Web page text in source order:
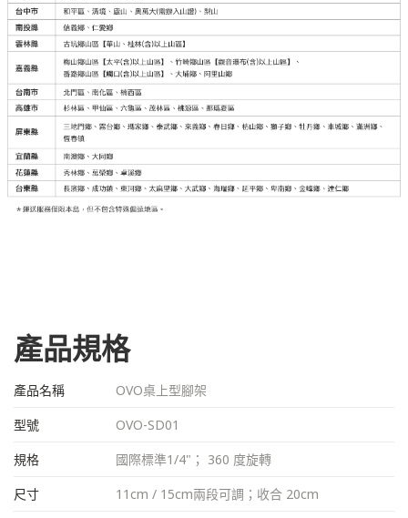
產品規格
產品名稱
OVO桌上型腳架
型號
OVO-SD01
規格
國際標準1/4"； 360 度旋轉
尺寸
11cm / 15cm兩段可調；收合 20cm